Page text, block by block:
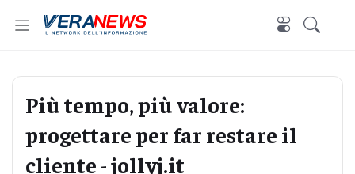
Più tempo, più valore:
progettare per far restare il
cliente - jollyj.it